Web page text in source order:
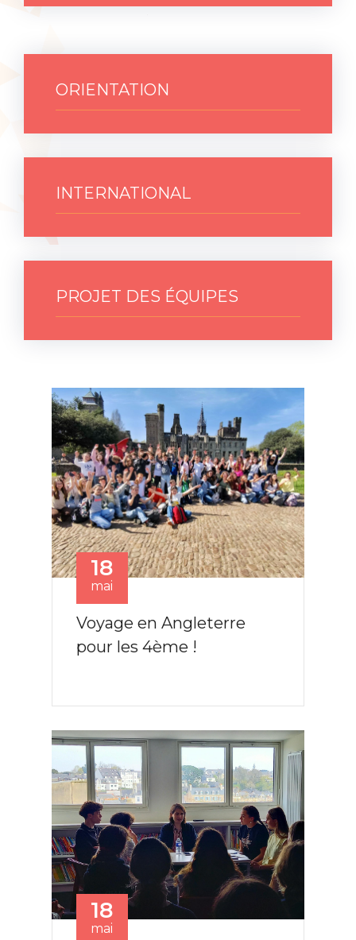
ORIENTATION
INTERNATIONAL
PROJET DES ÉQUIPES
18
mai
Voyage en Angleterre
pour les 4ème !
18
mai